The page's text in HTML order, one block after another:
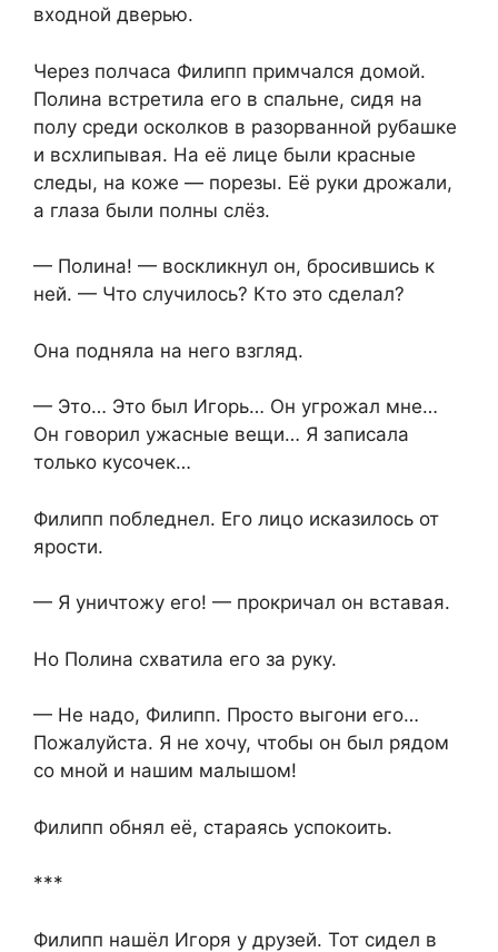
входной дверью.
Через полчаса Филипп примчался домой.
Полина встретила его в спальне, сидя на
полу среди осколков в разорванной рубашке
и всхлипывая. На её лице были красные
следы, на коже — порезы. Её руки дрожали,
а глаза были полны слёз.
— Полина! — воскликнул он, бросившись к
ней. — Что случилось? Кто это сделал?
Она подняла на него взгляд.
— Это… Это был Игорь… Он угрожал мне…
Он говорил ужасные вещи… Я записала
только кусочек…
Филипп побледнел. Его лицо исказилось от
ярости.
— Я уничтожу его! — прокричал он вставая.
Но Полина схватила его за руку.
— Не надо, Филипп. Просто выгони его…
Пожалуйста. Я не хочу, чтобы он был рядом
со мной и нашим малышом!
Филипп обнял её, стараясь успокоить.
***
Филипп нашёл Игоря у друзей. Тот сидел в